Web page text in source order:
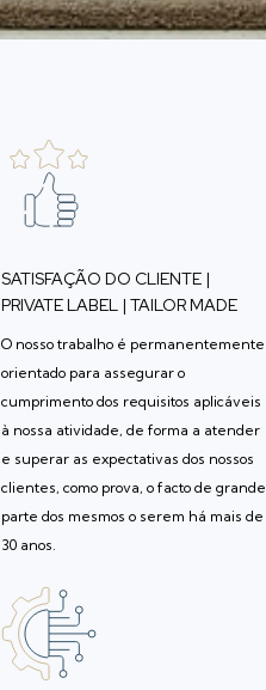
SATISFAÇÃO DO CLIENTE |
PRIVATE LABEL | TAILOR MADE
O nosso trabalho é permanentemente
orientado para assegurar o
cumprimento dos requisitos aplicáveis
à nossa atividade, de forma a atender
e superar as expectativas dos nossos
clientes, como prova, o facto de grande
parte dos mesmos o serem há mais de
30 anos.